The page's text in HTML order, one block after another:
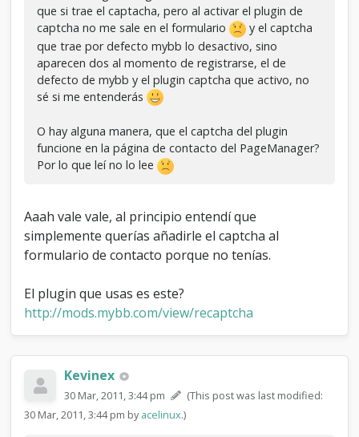
>userdata_invalid_email_format;
	}
	if(empty($subject))
	{
		$errors[] = $lang-
>error_no_email_subject;
	if(empty($message))
	{
	}
	if($mybb->settings['captchaimage']
== 1 && function_exists("imagepng") &&
	{
		$imagehash = $db-
>escape_string($mybb-
>input['imagehash']);
>input['imagestring']);
		$query = $db-
>simple_select('captcha', '*',
que si trae el captacha, pero al activar el plugin de
captcha no me sale en el formulario
y el captcha
que trae por defecto mybb lo desactivo, sino
aparecen dos al momento de registrarse, el de
defecto de mybb y el plugin captcha que activo, no
sé si me entenderás
O hay alguna manera, que el captcha del plugin
funcione en la página de contacto del PageManager?
Por lo que leí no lo lee
Aaah vale vale, al principio entendí que
simplemente querías añadirle el captcha al
formulario de contacto porque no tenías.
El plugin que usas es este?
http://mods.mybb.com/view/recaptcha
Kevinex
30 Mar, 2011, 3:44 pm
(This post was last modified:
30 Mar, 2011, 3:44 pm byacelinux.)